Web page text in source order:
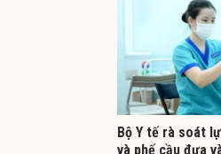
Bộ Y tế rà soát
và phế cầu đưa